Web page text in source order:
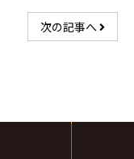
次の記事へ